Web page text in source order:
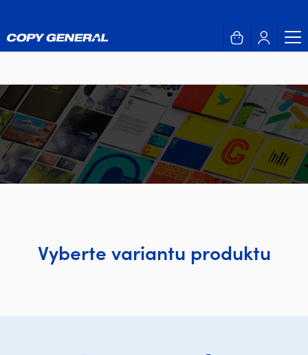
Vyberte variantu produktu